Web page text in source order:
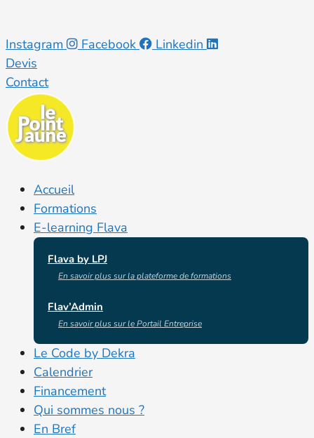
Aller
au
contenu
Instagram Facebook
Linkedin
Devis
Contact
Accueil
Formations
E-learning Flava
Flava by LPJ
En savoir plus sur la plateforme de formations
Flav’Admin
En savoir plus sur le Portail Entreprise
Le Code by Dekra
Calendrier
Financement
Qui sommes nous ?
En Bref